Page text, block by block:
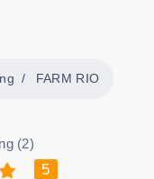
FARM RIO
(2)
5